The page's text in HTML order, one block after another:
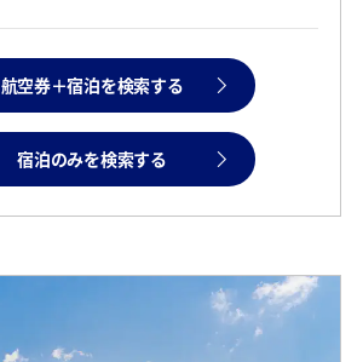
航空券＋宿泊を検索する
宿泊のみを検索する